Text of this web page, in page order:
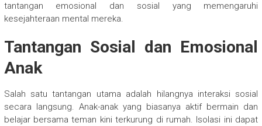
tantangan emosional dan sosial yang memengaruhi
kesejahteraan mental mereka.
Tantangan Sosial dan Emosional
Anak
Salah satu tantangan utama adalah hilangnya interaksi sosial
secara langsung. Anak-anak yang biasanya aktif bermain dan
belajar bersama teman kini terkurung di rumah. Isolasi ini dapat